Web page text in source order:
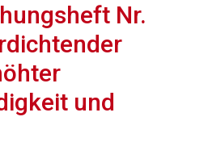
Nr.
und